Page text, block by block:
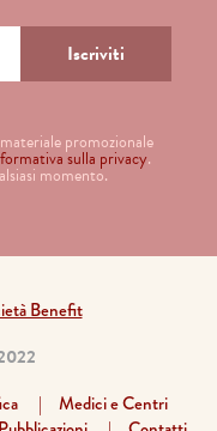
promozionale
sulla privacy.
momento.
Benefit
Medici e Centri